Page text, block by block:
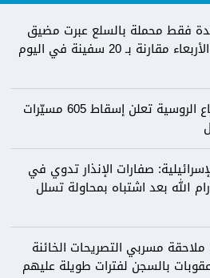
فقط محملة بالسلع عبرت مضيق
باب المندب أمس الأربعاء مقارنة بـ 20 سفينة في اليوم
أ.ف.ب: وزارة الدفاع الروسية تعلن إسقاط 605 مسيّرات
صفارات الإنذار تدوي في
الله بعد اشتباه بمحاولة تسلل
ملاحقة مسربي التصريحات الخائنة
بالسجن لفترات طويلة عليهم